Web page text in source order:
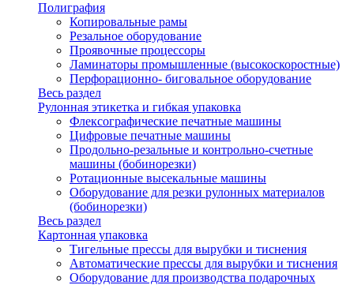
Полиграфия
Копировальные рамы
Резальное оборудование
Проявочные процессоры
Ламинаторы промышленные (высокоскоростные)
Перфорационно- биговальное оборудование
Весь раздел
Рулонная этикетка и гибкая упаковка
Флексографические печатные машины
Цифровые печатные машины
Продольно-резальные и контрольно-счетные
машины (бобинорезки)
Ротационные высекальные машины
Оборудование для резки рулонных материалов
(бобинорезки)
Весь раздел
Картонная упаковка
Тигельные прессы для вырубки и тиснения
Автоматические прессы для вырубки и тиснения
Оборудование для производства подарочных